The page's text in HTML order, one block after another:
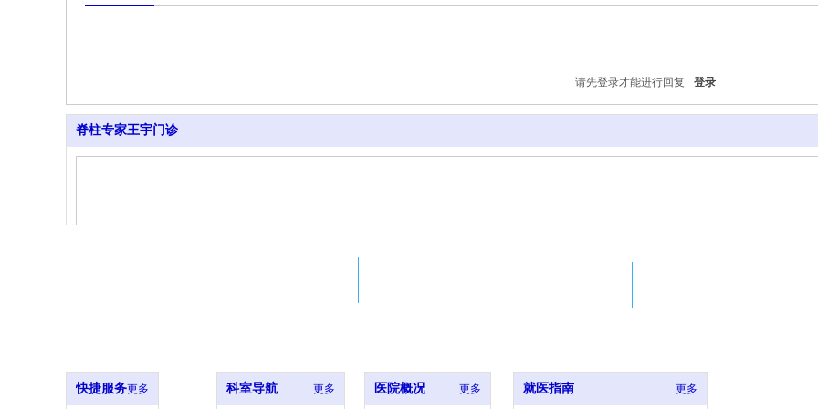
请先登录才能进行回复 登录
脊柱专家王宇门诊
快捷服务更多 科室导航 更多 医院概况 更多 就医指南 更多